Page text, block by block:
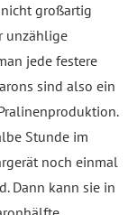
großartig
unzählige
jede festere
sind also ein
Stunde im
noch einmal
Dann kann sie in